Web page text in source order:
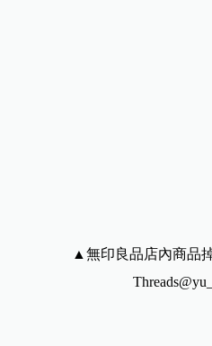
▲無印良品店內商品